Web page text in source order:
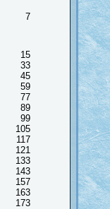
7
15
33
45
59
77
89
99
105
117
121
133
143
157
163
173